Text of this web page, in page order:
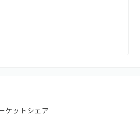
ケットシェア